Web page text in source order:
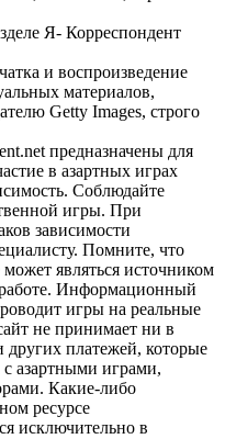
Я- Корреспондент
и воспроизведение
материалов,
Getty Images, строго
предназначены для
в азартных играх
Соблюдайте
игры. При
зависимости
Помните, что
являться источником
Информационный
игры на реальные
не принимает ни в
других платежей, которые
азартными играми,
Какие-либо
ресурсе
исключительно в